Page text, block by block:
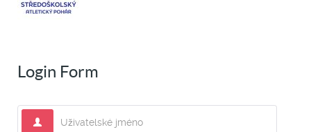
Login Form
Uživatelské jméno